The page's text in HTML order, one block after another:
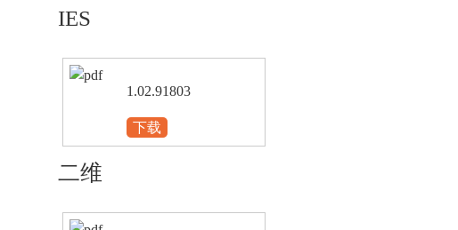
IES
1.02.91803
下载
二维